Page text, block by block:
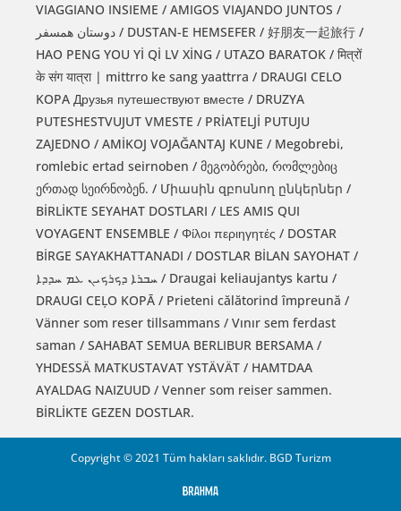
VIAGGIANO INSIEME / AMIGOS VIAJANDO JUNTOS /
دوستان همسفر / DUSTAN-E HEMSEFER / 好朋友一起旅行 /
HAO PENG YOU Yİ Qİ LV XİNG / UTAZO BARATOK / मित्रों
के संग यात्रा | mittrro ke sang yaattrra / DRAUGI CELO
KOPA Друзья путешествуют вместе / DRUZYA
PUTESHESTVUJUT VMESTE / PRİATELJİ PUTUJU
ZAJEDNO / AMİKOJ VOJAĞANTAJ KUNE / Megobrebi,
romlebic ertad seirnoben / მეგობრები, რომლებიც
ერთად სეირნობენ. / Միասին զբոսնող ընկերներ /
BİRLİKTE SEYAHAT DOSTLARI / LES AMIS QUI
VOYAGENT ENSEMBLE / Φίλοι περιηγητές / DOSTAR
BİRGE SAYAKHATTANADI / DOSTLAR BİLAN SAYOHAT /
ܚܒܪܐ ܕܟܪܟܝܢ ܥܡ ܚܕܕܐ / Draugai keliaujantys kartu /
DRAUGI CEĻO KOPĀ / Prieteni călătorind împreună /
Vänner som reser tillsammans / Vınır sem ferdast
saman / SAHABAT SEMUA BERLIBUR BERSAMA /
YHDESSÄ MATKUSTAVAT YSTÄVÄT / HAMTDAA
AYALDAG NAIZUUD / Venner som reiser sammen.
BİRLİKTE GEZEN DOSTLAR.
Copyright © 2021 Tüm hakları saklıdır. BGD Turizm